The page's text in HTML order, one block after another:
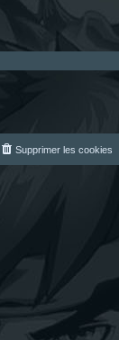
Supprimer les cookies